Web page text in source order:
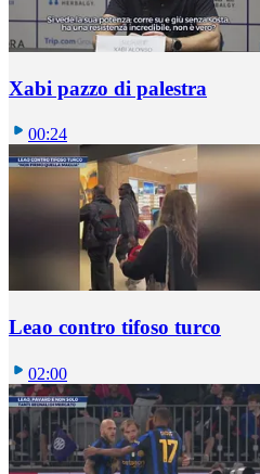
Xabi pazzo di palestra
00:24
Leao contro tifoso turco
02:00